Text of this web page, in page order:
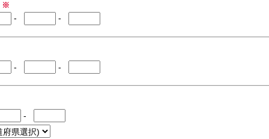
※
- -
- -
-